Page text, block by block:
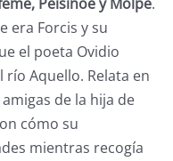
era Forcis y su
el poeta Ovidio
Aquello. Relata en
de la hija de
cómo su
mientras recogía